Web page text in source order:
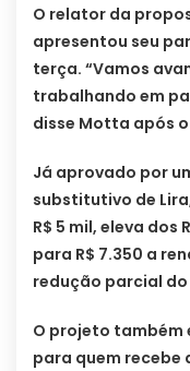
O relator da
apresentou seu
terça. “Vamos
trabalhando em
disse Motta após
Já aprovado por
substitutivo de
R$ 5 mil, eleva dos
para R$ 7.350 a
redução parcial
O projeto
para quem recebe